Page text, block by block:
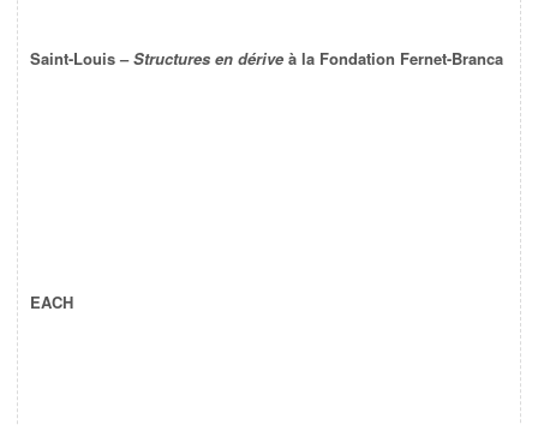
Saint-Louis –Structures en dérive à la Fondation Fernet-Branca
EACH